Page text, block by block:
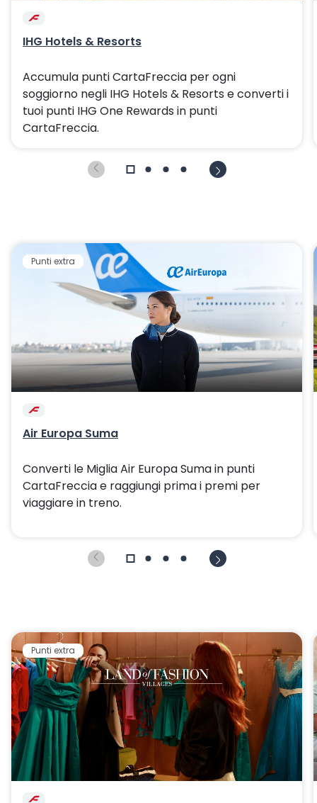
IHG Hotels & Resorts
Accumula punti CartaFreccia per ogni
soggiorno negli IHG Hotels & Resorts e converti i
tuoi punti IHG One Rewards in punti
CartaFreccia.
Punti extra
Air Europa Suma
Converti le Miglia Air Europa Suma in punti
CartaFreccia e raggiungi prima i premi per
viaggiare in treno.
Punti extra